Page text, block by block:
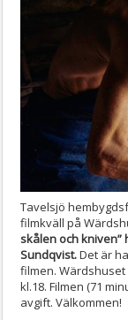
Tavelsjö
filmkväll på
skålen och
Sundqvist.Det är
filmen.
kl.18. Filmen (71
avgift. Välkommen!